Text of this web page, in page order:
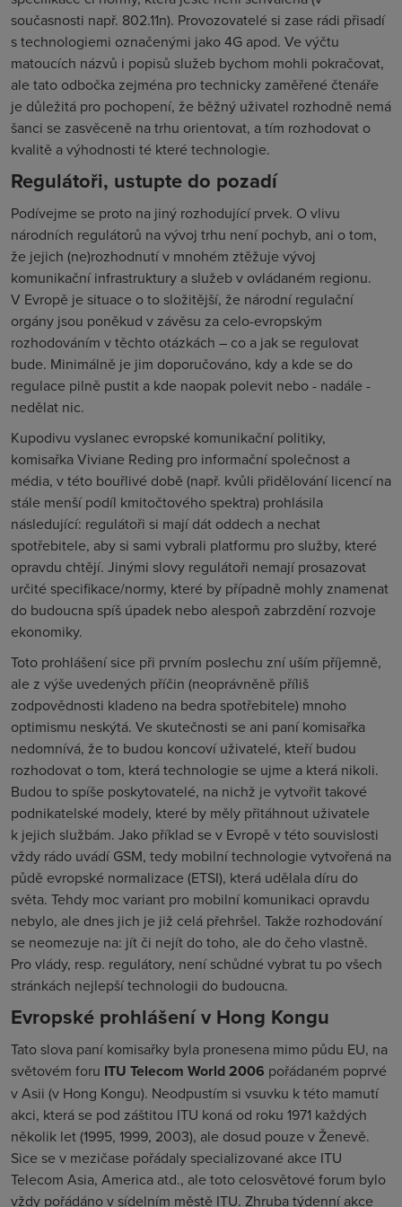
současnosti např. 802.11n). Provozovatelé si zase rádi přisadí
s technologiemi označenými jako 4G apod. Ve výčtu
matoucích názvů i popisů služeb bychom mohli pokračovat,
ale tato odbočka zejména pro technicky zaměřené čtenáře
je důležitá pro pochopení, že běžný uživatel rozhodně nemá
šanci se zasvěceně na trhu orientovat, a tím rozhodovat o
kvalitě a výhodnosti té které technologie.
Regulátoři, ustupte do pozadí
Podívejme se proto na jiný rozhodující prvek. O vlivu
národních regulátorů na vývoj trhu není pochyb, ani o tom,
že jejich (ne)rozhodnutí v mnohém ztěžuje vývoj
komunikační infrastruktury a služeb v ovládaném regionu.
V Evropě je situace o to složitější, že národní regulační
orgány jsou poněkud v závěsu za celo-evropským
rozhodováním v těchto otázkách – co a jak se regulovat
bude. Minimálně je jim doporučováno, kdy a kde se do
regulace pilně pustit a kde naopak polevit nebo - nadále -
nedělat nic.
Kupodivu vyslanec evropské komunikační politiky,
komisařka Viviane Reding pro informační společnost a
média, v této bouřlivé době (např. kvůli přidělování licencí na
stále menší podíl kmitočtového spektra) prohlásila
následující: regulátoři si mají dát oddech a nechat
spotřebitele, aby si sami vybrali platformu pro služby, které
opravdu chtějí. Jinými slovy regulátoři nemají prosazovat
určité specifikace/normy, které by případně mohly znamenat
do budoucna spíš úpadek nebo alespoň zabrzdění rozvoje
ekonomiky.
Toto prohlášení sice při prvním poslechu zní uším příjemně,
ale z výše uvedených příčin (neoprávněně příliš
zodpovědnosti kladeno na bedra spotřebitele) mnoho
optimismu neskýtá. Ve skutečnosti se ani paní komisařka
nedomnívá, že to budou koncoví uživatelé, kteří budou
rozhodovat o tom, která technologie se ujme a která nikoli.
Budou to spíše poskytovatelé, na nichž je vytvořit takové
podnikatelské modely, které by měly přitáhnout uživatele
k jejich službám. Jako příklad se v Evropě v této souvislosti
vždy rádo uvádí GSM, tedy mobilní technologie vytvořená na
půdě evropské normalizace (ETSI), která udělala díru do
světa. Tehdy moc variant pro mobilní komunikaci opravdu
nebylo, ale dnes jich je již celá přehršel. Takže rozhodování
se neomezuje na: jít či nejít do toho, ale do čeho vlastně.
Pro vlády, resp. regulátory, není schůdné vybrat tu po všech
stránkách nejlepší technologii do budoucna.
Evropské prohlášení v Hong Kongu
Tato slova paní komisařky byla pronesena mimo půdu EU, na
světovém foru ITU Telecom World 2006 pořádaném poprvé
v Asii (v Hong Kongu). Neodpustím si vsuvku k této mamutí
akci, která se pod záštitou ITU koná od roku 1971 každých
několik let (1995, 1999, 2003), ale dosud pouze v Ženevě.
Sice se v mezičase pořádaly specializované akce ITU
Telecom Asia, America atd., ale toto celosvětové forum bylo
vždy pořádáno v sídelním městě ITU. Zhruba týdenní akce